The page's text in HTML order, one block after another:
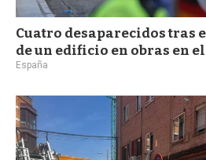
Cuatro desaparecidos tras
de un edificio en obras en
España